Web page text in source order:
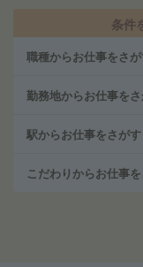
条件
職種からお仕事をさ
勤務地からお仕事を
駅からお仕事をさがす
こだわりからお仕事